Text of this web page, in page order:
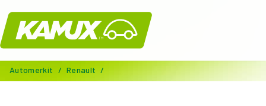
Kamux
Automerkit / Renault /